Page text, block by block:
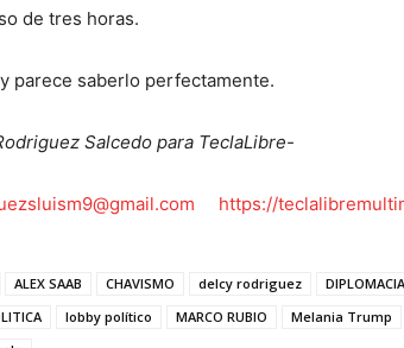
de tres horas.
parece saberlo perfectamente.
Salcedo para TeclaLibre-
https://
ALEX SAAB CHAVISMO delcy rodriguez DIPLOMACIA
lobby político MARCO RUBIO Melania Trump